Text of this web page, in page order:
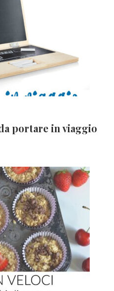
portare in viaggio